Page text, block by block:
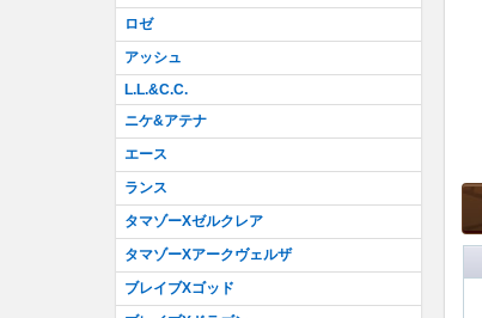
ロゼ
アッシュ
L.L.&C.C.
ニケ&アテナ
エース
ランス
タマゾーXゼルクレア
タマゾーXアークヴェルザ
ブレイブXゴッド